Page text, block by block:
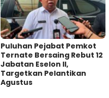
Puluhan Pejabat Pemkot
Ternate Bersaing Rebut 12
Jabatan Eselon II,
Targetkan Pelantikan
Agustus